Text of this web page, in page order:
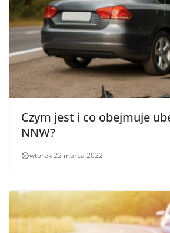
Czym jest i co obejmuje
NNW?
wtorek 22 marca 2022